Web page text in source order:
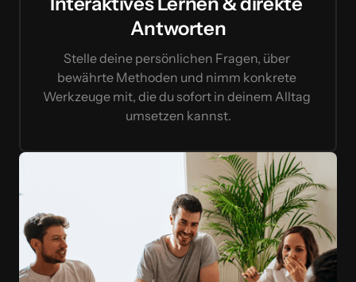
Antworten
Stelle deine persönlichen Fragen, über
bewährte Methoden und nimm konkrete
Werkzeuge mit, die du sofort in deinem Alltag
umsetzen kannst.